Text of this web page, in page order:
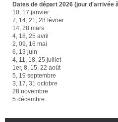
Dates de départ 2026 (jour d'arrivée
10, 17 janvier
7, 14, 21, 28 février
14, 28 mars
4, 18, 25 avril
2, 09, 16 mai
6, 13 juin
4, 11, 18, 25 juillet
1er, 8, 15, 22 août
5, 19 septembre
3, 17, 31 octobre
28 novembre
5 décembre